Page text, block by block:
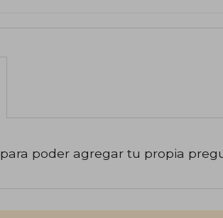
para poder agregar tu propia